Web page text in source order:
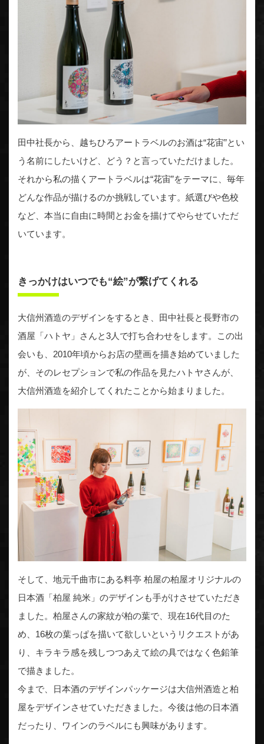
田中社長から、越ちひろアートラベルのお酒は“花宙”とい
う名前にしたいけど、どう？と言っていただけました。
それから私の描くアートラベルは“花宙”をテーマに、毎年
どんな作品が描けるのか挑戦しています。紙選びや色校
など、本当に自由に時間とお金を描けてやらせていただ
いています。
きっかけはいつでも“絵”が繋げてくれる
大信州酒造のデザインをするとき、田中社長と長野市の
酒屋「ハトヤ」さんと3人で打ち合わせをします。この出
会いも、2010年頃からお店の壁画を描き始めていました
が、そのレセプションで私の作品を見たハトヤさんが、
大信州酒造を紹介してくれたことから始まりました。
そして、地元千曲市にある料亭 柏屋の柏屋オリジナルの
日本酒「柏屋 純米」のデザインも手がけさせていただき
ました。柏屋さんの家紋が柏の葉で、現在16代目のた
め、16枚の葉っぱを描いて欲しいというリクエストがあ
り、キラキラ感を残しつつあえて絵の具ではなく色鉛筆
で描きました。
今まで、日本酒のデザインパッケージは大信州酒造と柏
屋をデザインさせていただきました。今後は他の日本酒
だったり、ワインのラベルにも興味があります。